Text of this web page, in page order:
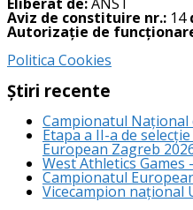
Aviz de constituire nr.: 14
Autorizație de
Politica Cookies
Știri recente
Campionatul Național
Etapa a II-a de
European Zagreb
West Athletics Games
Campionatul
Vicecampion național